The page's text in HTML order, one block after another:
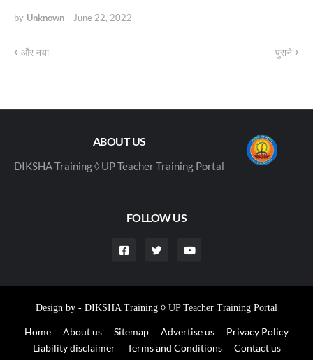
by Unknown - June 22, 2022
और नया पुराने
ABOUT US
DIKSHA Training ◊ UP Teacher Training Portal
FOLLOW US
Design by - DIKSHA Training ◊ UP Teacher Training Portal
Home About us Sitemap Advertise us
Privacy Policy
Liability disclaimer
Terms and Conditions Contact us